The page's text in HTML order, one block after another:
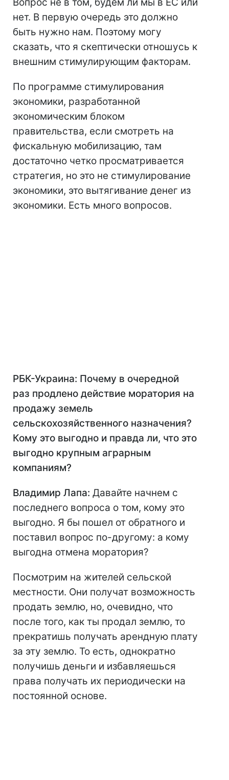
нет. В первую очередь это должно
быть нужно нам. Поэтому могу
сказать, что я скептически отношусь к
внешним стимулирующим факторам.
По программе стимулирования
экономики, разработанной
экономическим блоком
правительства, если смотреть на
фискальную мобилизацию, там
достаточно четко просматривается
стратегия, но это не стимулирование
экономики, это вытягивание денег из
экономики. Есть много вопросов.
РБК-Украина: Почему в очередной
раз продлено действие моратория на
продажу земель
сельскохозяйственного назначения?
Кому это выгодно и правда ли, что это
выгодно крупным аграрным
компаниям?
Владимир Лапа: Давайте начнем с
последнего вопроса о том, кому это
выгодно. Я бы пошел от обратного и
поставил вопрос по-другому: а кому
выгодна отмена моратория?
Посмотрим на жителей сельской
местности. Они получат возможность
продать землю, но, очевидно, что
после того, как ты продал землю, то
прекратишь получать арендную плату
за эту землю. То есть, однократно
получишь деньги и избавляешься
права получать их периодически на
постоянной основе.